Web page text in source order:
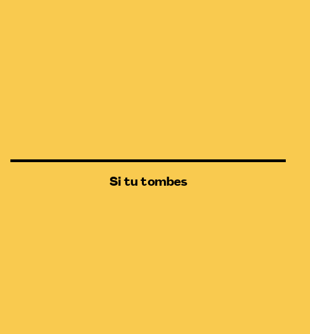
Si tu tombes